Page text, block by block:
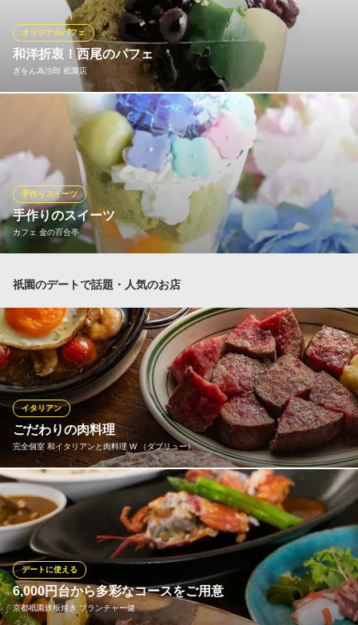
ビストロ グレロ
フランス料理／ビストロ
京阪本線祇園四条駅 徒歩4分
京都府京都市東山区祇園町南側570-118
和洋折衷！西尾のパフェ
ぎをん為治郎 祇園店
オリジナルパフェ
当店の大人気メニュー！色んな抹茶のスイーツを贅沢に盛り合わ
せた【西尾の特選抹茶パフェ】1,200円（税込）、バニラのブラン
マンジェ、黒糖きなこアイス、八ッ橋のコラボが絶品！『ぎをん
為治郎』の名物パフェ【西尾の八ッ橋パフェ】1,000円（税込）な
ど、多彩な和洋折衷のパフェが味わえるお店です。
ぎをん為治郎 祇園店
スイーツ×京おばんざい
手作りのスイーツ
カフェ 金の百合亭
手作りスイーツ
当店のスイーツはすべて店内で手作りしています。また、なるべ
していますので、ご提供にはお時間がかかりますことを予めご承
知おきください。
カフェ 金の百合亭
八坂神社を眺めるカフェ
京阪本線祇園四条駅7番出口 徒歩5分
京都府京都市東山区祇園町北側292-2 2F
祇園のデートで話題・人気のお店
ごだわりの肉料理
完全個室 和イタリアンと肉料理 W （ダブリュー）
イタリアン
◆◇◆グリルステーキマウンテン◆◇◆肉・肉・肉！！3種のお肉
料理が豪快に盛り付けられた「グリルステーキマウンテン」は言
うまでもなくボリューム満点！料理長のこだわり詰まった料理
で、個室やおしゃれな空間でおくつろぎください！
完全個室 和イタリアンと肉料理 W （ダブリュー）
京都デザイナーズ個室
京阪本線祇園四条駅 徒歩1分
6,000円台から多彩なコースをご用意
京都祇園鉄板焼き プランチャー健
デートに使える